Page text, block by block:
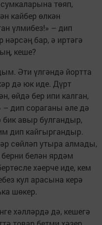
төяп,
кайбер өлкән
үлмибез!» – дип
нәрсәң бар, ә иртәгә
кеше?
Әти үлгәндә йортта
дә юк иде. Дүрт
өйдә бер ипи калган,
дип сораганы әле дә
бик авыр булгандыр,
дип кайгыргандыр.
сөйләп утыра алмады,
белән ярдәм
хәерче иде, кем
кул арасына керә
шөкер.
хәлләрдә дә, кешегә